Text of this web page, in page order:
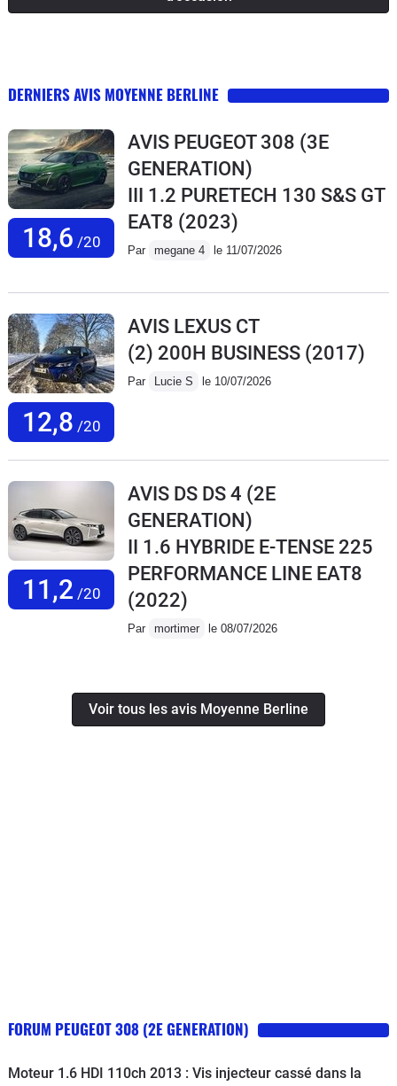
DERNIERS AVIS MOYENNE BERLINE
18,6 /20
AVIS PEUGEOT 308 (3E
GENERATION)
III 1.2 PURETECH 130 S&S GT
EAT8 (2023)
Par megane 4 le 11/07/2026
12,8 /20
AVIS LEXUS CT
(2) 200H BUSINESS (2017)
Par Lucie S le 10/07/2026
11,2 /20
AVIS DS DS 4 (2E
GENERATION)
II 1.6 HYBRIDE E-TENSE 225
PERFORMANCE LINE EAT8
(2022)
Par mortimer le 08/07/2026
Voir tous les avis Moyenne Berline
FORUM PEUGEOT 308 (2E GENERATION)
Moteur 1.6 HDI 110ch 2013 : Vis injecteur cassé dans la